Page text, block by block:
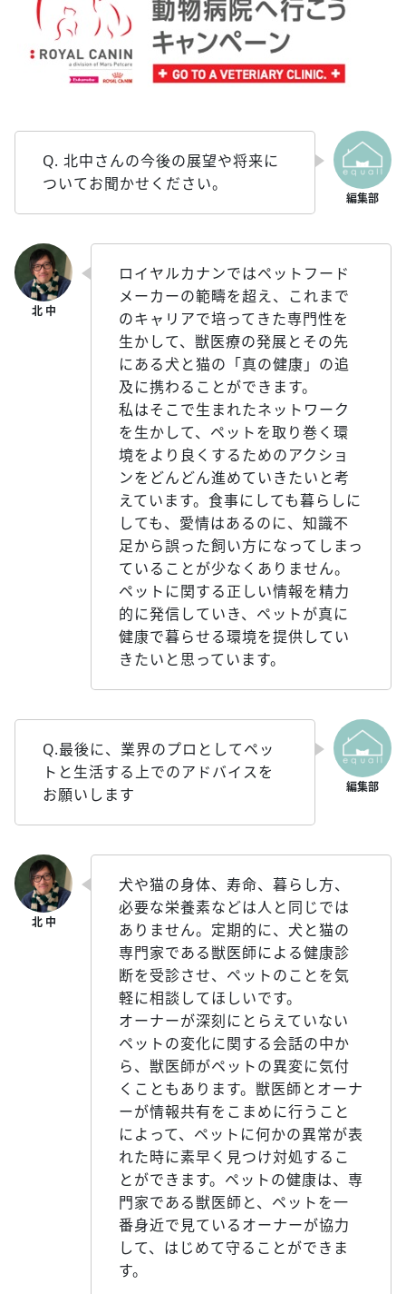
Q. 北中さんの今後の展望や将来に
ついてお聞かせください。
ロイヤルカナンではペットフード
メーカーの範疇を超え、これまで
のキャリアで培ってきた専門性を
生かして、獣医療の発展とその先
にある犬と猫の「真の健康」の追
及に携わることができます。
私はそこで生まれたネットワーク
を生かして、ペットを取り巻く環
境をより良くするためのアクショ
ンをどんどん進めていきたいと考
えています。食事にしても暮らしに
しても、愛情はあるのに、知識不
足から誤った飼い方になってしまっ
ていることが少なくありません。
ペットに関する正しい情報を精力
的に発信していき、ペットが真に
健康で暮らせる環境を提供してい
きたいと思っています。
Q.最後に、業界のプロとしてペッ
トと生活する上でのアドバイスを
お願いします
犬や猫の身体、寿命、暮らし方、
必要な栄養素などは人と同じでは
ありません。定期的に、犬と猫の
専門家である獣医師による健康診
断を受診させ、ペットのことを気
軽に相談してほしいです。
オーナーが深刻にとらえていない
ペットの変化に関する会話の中か
ら、獣医師がペットの異変に気付
くこともあります。獣医師とオーナ
ーが情報共有をこまめに行うこと
によって、ペットに何かの異常が表
れた時に素早く見つけ対処するこ
とができます。ペットの健康は、専
門家である獣医師と、ペットを一
番身近で見ているオーナーが協力
して、はじめて守ることができま
す。